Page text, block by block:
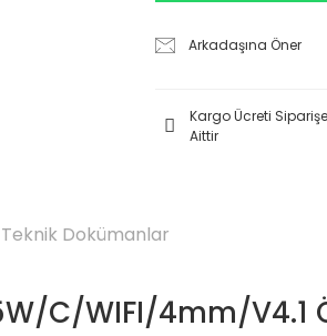
Arkadaşına Öner
Kargo Ücreti
Aittir
Teknik Dokümanlar
C/WIFI/4mm/V4.1